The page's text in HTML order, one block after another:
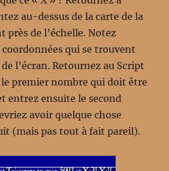
au-dessus de la carte de la
près de l’échelle. Notez
qui se trouvent
l’écran. Retournez au Script
premier nombre qui doit être
entrez ensuite le second
avoir quelque chose
(mais pas tout à fait pareil).